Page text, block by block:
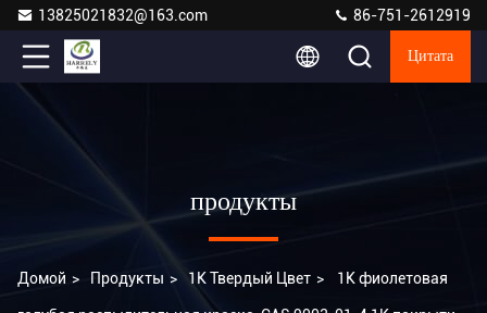
13825021832@163.com 86-751-2612919
Цитата
продукты
Домой > Продукты > 1K Твердый Цвет > 1K фиолетовая